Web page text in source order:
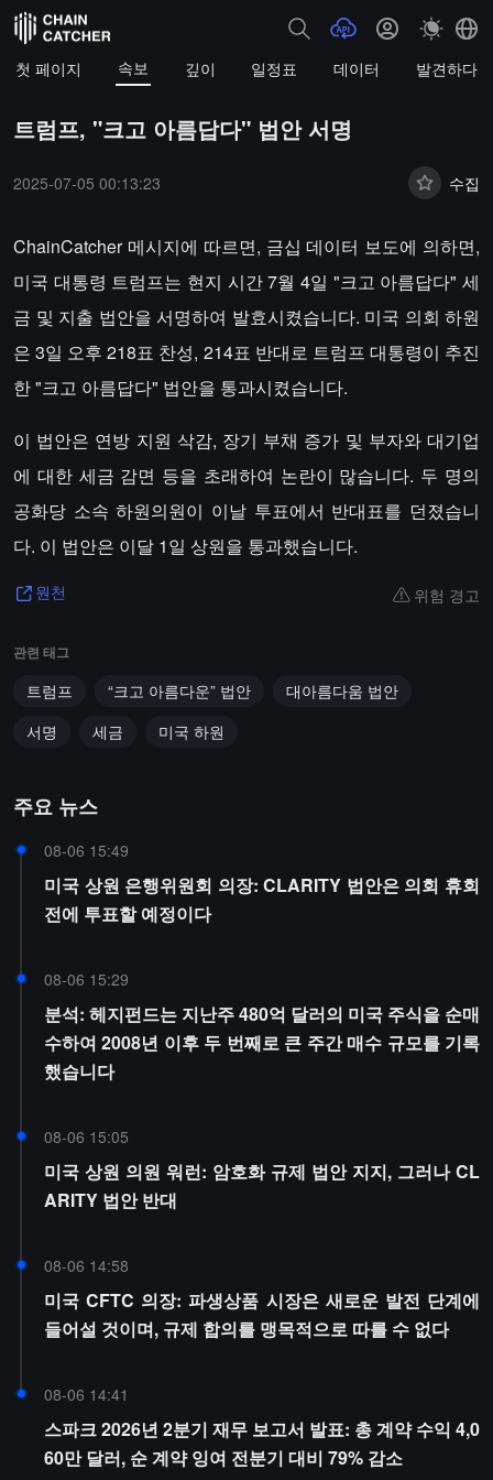
첫 페이지 속보 깊이 일정표 데이터 발견하다
트럼프, "크고 아름답다" 법안 서명
2025-07-05 00:13:23 수집
ChainCatcher 메시지에 따르면, 금십 데이터 보도에 의하면,
미국 대통령 트럼프는 현지 시간 7월 4일 "크고 아름답다" 세
금 및 지출 법안을 서명하여 발효시켰습니다. 미국 의회 하원
은 3일 오후 218표 찬성, 214표 반대로 트럼프 대통령이 추진
한 "크고 아름답다" 법안을 통과시켰습니다.
이 법안은 연방 지원 삭감, 장기 부채 증가 및 부자와 대기업
에 대한 세금 감면 등을 초래하여 논란이 많습니다. 두 명의
공화당 소속 하원의원이 이날 투표에서 반대표를 던졌습니
다. 이 법안은 이달 1일 상원을 통과했습니다.
원천 위험 경고
관련 태그
트럼프 “크고 아름다운” 법안
대아름다움 법안
서명
세금 미국 하원
주요 뉴스
08-06 15:49
미국 상원 은행위원회 의장: CLARITY 법안은 의회 휴회
전에 투표할 예정이다
08-06 15:29
분석: 헤지펀드는 지난주 480억 달러의 미국 주식을 순매
수하여 2008년 이후 두 번째로 큰 주간 매수 규모를 기록
했습니다
08-06 15:05
미국 상원 의원 워런: 암호화 규제 법안 지지, 그러나 CL
ARITY 법안 반대
08-06 14:58
미국 CFTC 의장: 파생상품 시장은 새로운 발전 단계에
들어설 것이며, 규제 합의를 맹목적으로 따를 수 없다
08-06 14:41
스파크 2026년 2분기 재무 보고서 발표: 총 계약 수익 4,0
60만 달러, 순 계약 잉여 전분기 대비 79% 감소